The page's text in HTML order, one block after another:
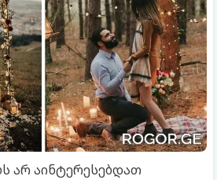
არ აინტერესებდათ